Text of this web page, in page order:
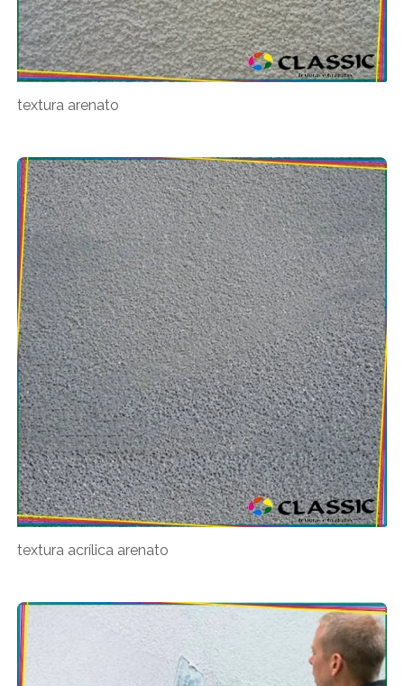
textura arenato
textura acrílica arenato